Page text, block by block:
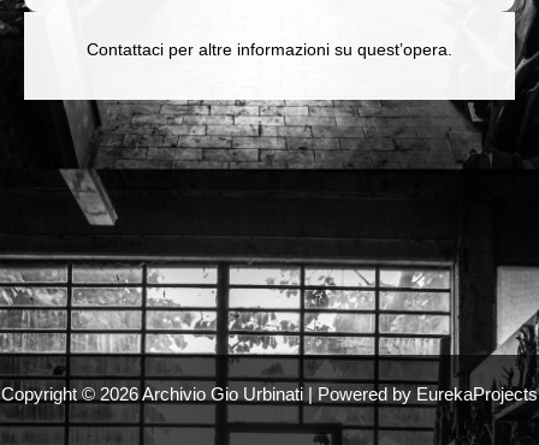
Contattaci per altre informazioni su quest’opera.
Copyright © 2026 Archivio Gio Urbinati | Powered by EurekaProjects